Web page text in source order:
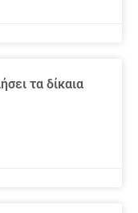
τα δίκαια